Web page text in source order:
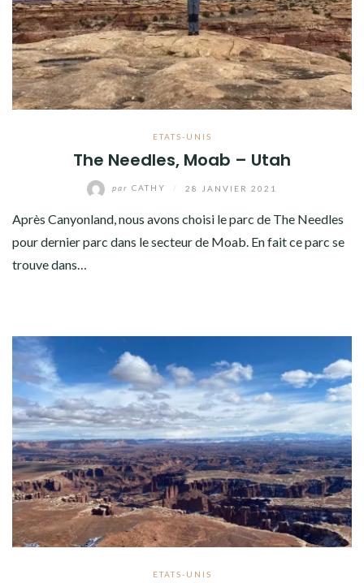
ETATS-UNIS
The Needles, Moab – Utah
par CATHY 28 JANVIER 2021
Après Canyonland, nous avons choisi le parc de The Needles
pour dernier parc dans le secteur de Moab. En fait ce parc se
trouve dans…
ETATS-UNIS